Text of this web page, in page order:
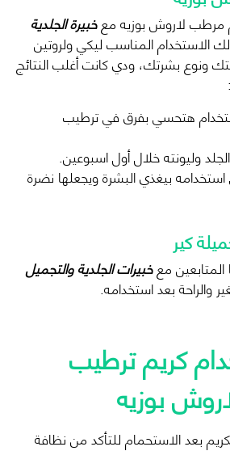
مرطب لاروش بوزيهمعخبيرة الجلدية
الاستخدام المناسب ليكي ولروتين
بشرتك، ودي كانت أغلب النتائج
هتحسي بفرق في ترطيب
وليونته خلال أول اسبوعين.
بيغذي البشرة ويجعلها نضرة
كير
المتابعين معخبيرات الجلدية والتجميل
والراحة بعد استخدامه.
كريم ترطيب
بوزيه
بعد الاستحمام للتأكد من نظافة